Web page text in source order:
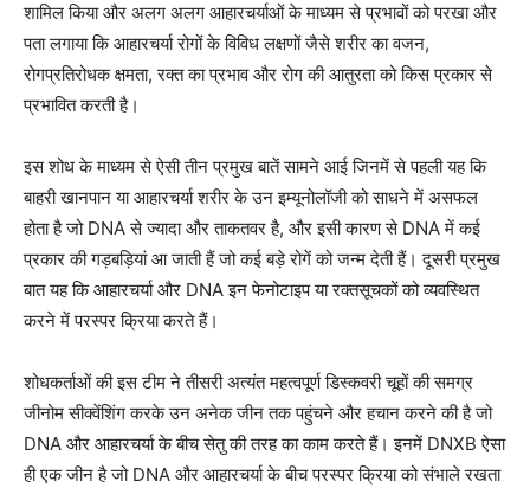
शामिल किया और अलग अलग आहारचर्याओं के माध्यम से प्रभावों को परखा और
पता लगाया कि आहारचर्या रोगों के विविध लक्षणों जैसे शरीर का वजन,
रोगप्रतिरोधक क्षमता, रक्त का प्रभाव और रोग की आतुरता को किस प्रकार से
प्रभावित करती है।
इस शोध के माध्यम से ऐसी तीन प्रमुख बातें सामने आई जिनमें से पहली यह कि
बाहरी खानपान या आहारचर्या शरीर के उन इम्यूनोलॉजी को साधने में असफल
होता है जो DNA से ज्यादा और ताकतवर है, और इसी कारण से DNA में कई
प्रकार की गड़बड़ियां आ जाती हैं जो कई बड़े रोगें को जन्म देती हैं। दूसरी प्रमुख
बात यह कि आहारचर्या और DNA इन फेनोटाइप या रक्तसूचकों को व्यवस्थित
करने में परस्पर क्रिया करते हैं।
शोधकर्ताओं की इस टीम ने तीसरी अत्यंत महत्वपूर्ण डिस्कवरी चूहों की समग्र
जीनोम सीक्वेंशिंग करके उन अनेक जीन तक पहुंचने और हचान करने की है जो
DNA और आहारचर्या के बीच सेतु की तरह का काम करते हैं। इनमें DNXB ऐसा
ही एक जीन है जो DNA और आहारचर्या के बीच परस्पर क्रिया को संभाले रखता